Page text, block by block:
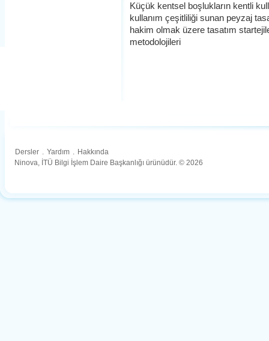
Küçük kentsel boşlukların kentli
kullanım çeşitliliği sunan peyzaj
hakim olmak üzere tasatım
metodolojileri
Dersler . Yardım . Hakkında
Ninova, İTÜ Bilgi İşlem Daire Başkanlığı ürünüdür. © 2026